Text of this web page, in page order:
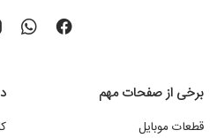
برخی از صفحات مهم
قطعات موبایل